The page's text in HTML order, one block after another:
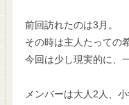
前回訪れたのは3月。
その時は主人たっての
今回は少し現実的に、
メンバーは大人2人、小